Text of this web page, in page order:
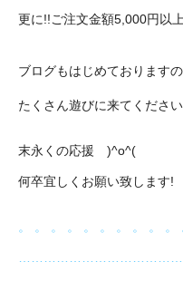
更に!!ご注文金額5,000円以
ブログもはじめております
たくさん遊びに来てください
末永くの応援 )^o^(
何卒宜しくお願い致します!
。 。 。 。 。 。 。 。 。 。